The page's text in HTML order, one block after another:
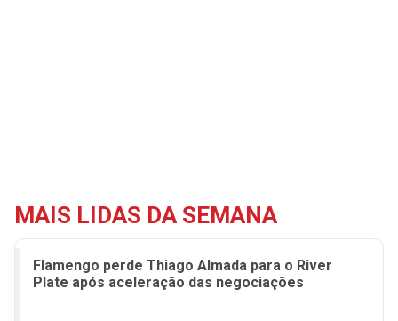
MAIS LIDAS DA SEMANA
Flamengo perde Thiago Almada para o River
Plate após aceleração das negociações